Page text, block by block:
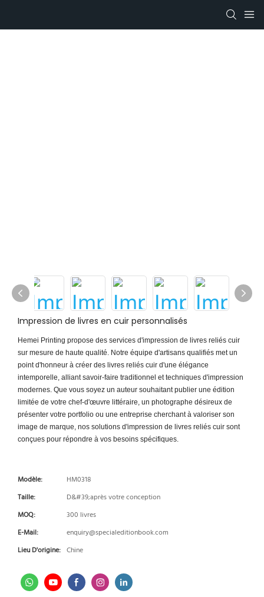
Impression de livres en cuir personnalisés
Hemei Printing propose des services d'impression de livres reliés cuir
sur mesure de haute qualité. Notre équipe d'artisans qualifiés met un
point d'honneur à créer des livres reliés cuir d'une élégance
intemporelle, alliant savoir-faire traditionnel et techniques d'impression
modernes. Que vous soyez un auteur souhaitant publier une édition
limitée de votre chef-d'œuvre littéraire, un photographe désireux de
présenter votre portfolio ou une entreprise cherchant à valoriser son
image de marque, nos solutions d'impression de livres reliés cuir sont
conçues pour répondre à vos besoins spécifiques.
Modèle:
HM0318
Taille:
D&#39;après votre conception
MOQ:
300 livres
E-Mail:
enquiry@specialeditionbook.com
Lieu D'origine: Chine